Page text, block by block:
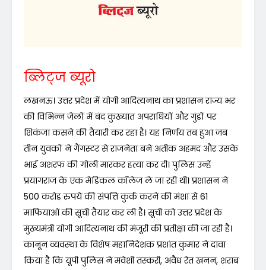
ब्लिट्ज ब्यूरो
लखनऊ। उत्तर प्रदेश में योगी आदित्यनाथ का प्रशासन राज्य भर
की विभिन्न जेलों में बंद कुख्यात अपराधियों और गुंडों पर
शिकंजा कसने की तैयारी कर रहा है। यह निर्णय तब हुआ जब
तीन युवकों ने गैंगस्टर से राजनेता बने अतीक अहमद और उसके
भाई अशरफ की गोली मारकर हत्या कर दी। पुलिस उन्हें
प्रयागराज के एक मेडिकल कॉलेज ले जा रही थी। प्रशासन ने
500 करोड़ रुपये की संपत्ति कुर्क करने की मंशा से 61
माफियाओं की सूची तैयार कर ली है। सूची को उत्तर प्रदेश के
मुख्यमंत्री योगी आदित्यनाथ की मंजूरी की प्रतीक्षा की जा रही है।
कानून व्यवस्था के विशेष महानिदेशक प्रशांत कुमार ने दावा
किया है कि यूपी पुलिस ने मवेशी तस्करी, अवैध रेत खनन, शराब